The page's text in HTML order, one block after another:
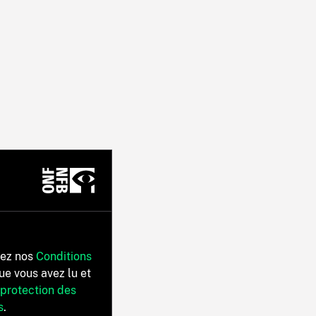
nos Conditions
vous avez lu et
des
.